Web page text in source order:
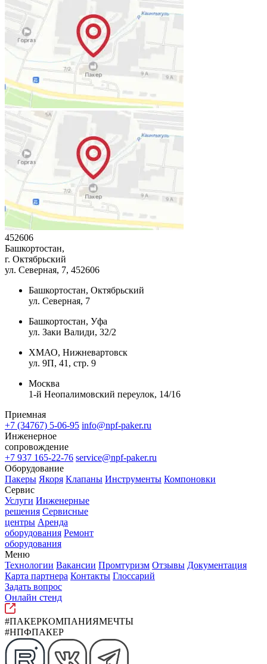
452606
Башкортостан,
г. Октябрьский
ул. Северная, 7, 452606
Башкортостан, Октябрьский
ул. Северная, 7
Башкортостан, Уфа
ул. Заки Валиди, 32/2
ХМАО, Нижневартовск
ул. 9П, 41, стр. 9
Москва
1-й Неопалимовский переулок, 14/16
Приемная
+7 (34767) 5-06-95 info@npf-paker.ru
Инженерное
сопровождение
+7 937 165-22-76 service@npf-paker.ru
Оборудование
Пакеры Якоря Клапаны Инструменты Компоновки
Сервис
Услуги Инженерные
решения Сервисные
центры Аренда
оборудования Ремонт
оборудования
Меню
Технологии Вакансии Промтуризм Отзывы Документация
Карта партнера Контакты Глоссарий
Задать вопрос
Онлайн стенд
#ПАКЕРКОМПАНИЯМЕЧТЫ
#НПФПАКЕР